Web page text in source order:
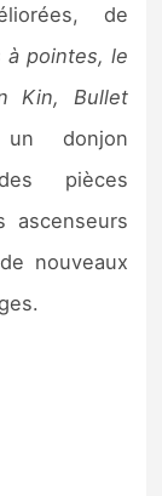
de
à pointes, le
Kin, Bullet
donjon
pièces
ascenseurs
nouveaux